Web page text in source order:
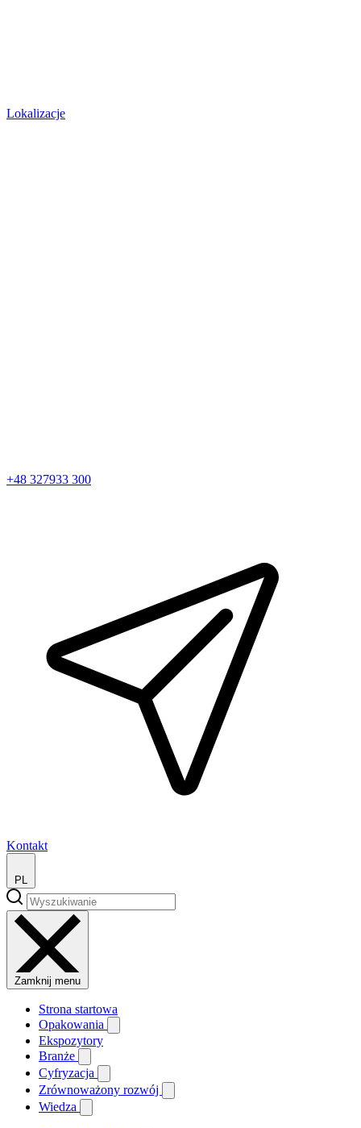
Lokalizacje
+48 327933 300
Kontakt
PL
Zamknij menu
Strona startowa
Opakowania
Ekspozytory
Branże
Cyfryzacja
Zrównoważony rozwój
Wiedza